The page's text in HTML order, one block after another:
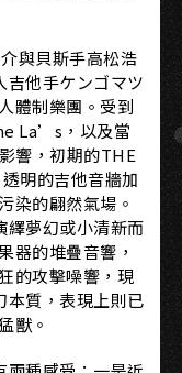
與貝斯手高松浩
吉他手ケンゴマツ
體制樂團。受到
La’s，以及當
響，初期的THE
明的吉他音牆加
染的翩然氣場。
繹夢幻或小清新而
器的堆疊音響，
的攻擊噪響，現
本質，表現上則已
獸。